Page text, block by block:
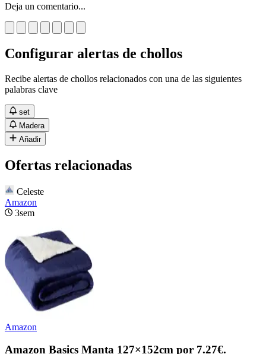
Deja un comentario...
Configurar alertas de chollos
Recibe alertas de chollos relacionados con una de las siguientes
palabras clave
set
Madera
Añadir
Ofertas relacionadas
Celeste
Amazon
3sem
Amazon
Amazon Basics Manta 127×152cm por 7.27€.